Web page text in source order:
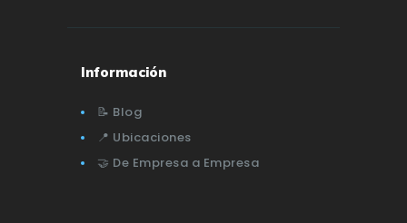
Información
📝 Blog
📍 Ubicaciones
🤝 De Empresa a Empresa